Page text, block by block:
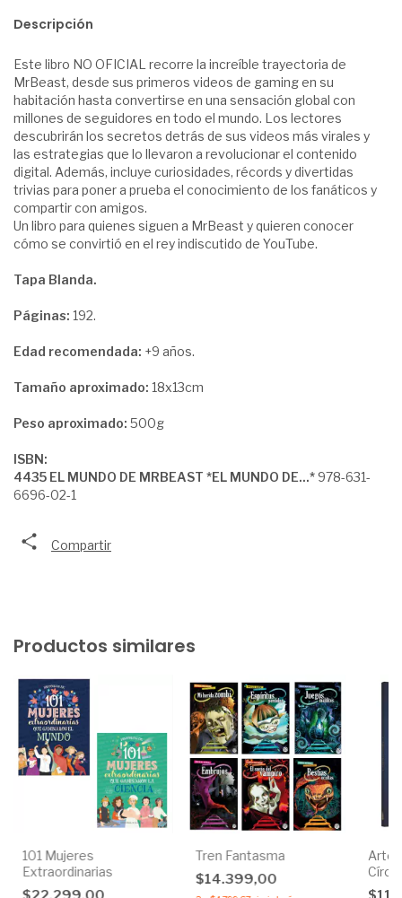
Descripción
Este libro NO OFICIAL recorre la increíble trayectoria de
MrBeast, desde sus primeros videos de gaming en su
habitación hasta convertirse en una sensación global con
millones de seguidores en todo el mundo. Los lectores
descubrirán los secretos detrás de sus videos más virales y
las estrategias que lo llevaron a revolucionar el contenido
digital. Además, incluye curiosidades, récords y divertidas
trivias para poner a prueba el conocimiento de los fanáticos y
compartir con amigos.
Un libro para quienes siguen a MrBeast y quieren conocer
cómo se convirtió en el rey indiscutido de YouTube.
Tapa Blanda.
Páginas: 192.
Edad recomendada: +9 años.
Tamaño aproximado: 18x13cm
Peso aproximado: 500g
ISBN:
4435 EL MUNDO DE MRBEAST *EL MUNDO DE...* 978-631-
6696-02-1
Compartir
Productos similares
101 Mujeres
Extraordinarias
Tren Fantasma
$14.399,00